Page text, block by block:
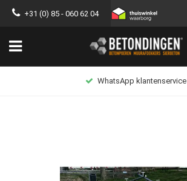
+31 (0) 85 - 060 62 04
WhatsApp klantenservice